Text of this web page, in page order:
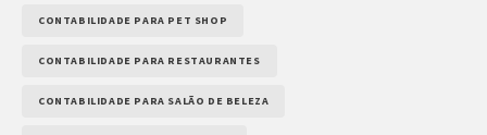
CONTABILIDADE PARA PET SHOP
CONTABILIDADE PARA RESTAURANTES
CONTABILIDADE PARA SALÃO DE BELEZA